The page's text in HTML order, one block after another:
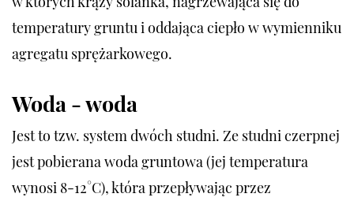
temperatury gruntu i oddająca ciepło w wymienniku
agregatu sprężarkowego.
Woda - woda
Jest to tzw. system dwóch studni. Ze studni czerpnej
jest pobierana woda gruntowa (jej temperatura
wynosi 8-12°C), która przepływając przez